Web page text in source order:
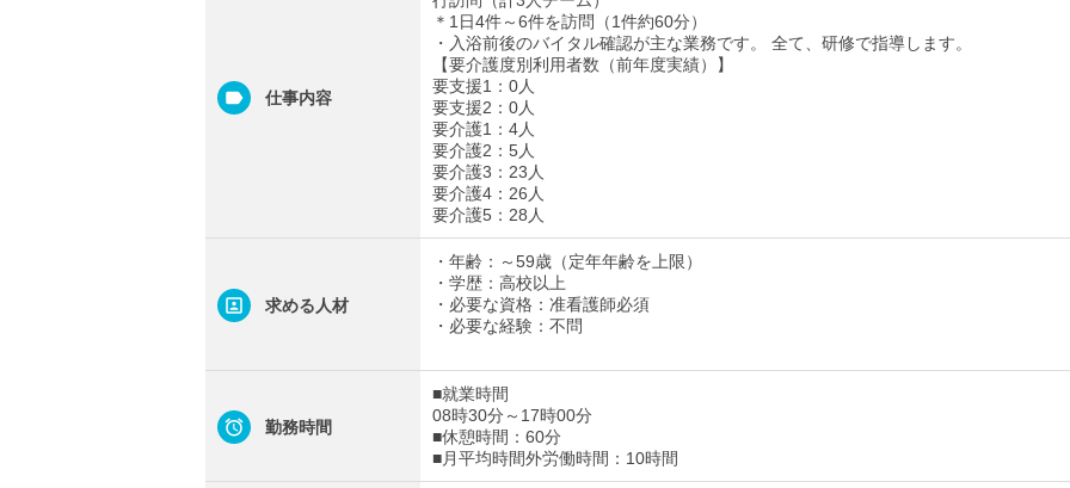
仕事内容
＊1日4件～6件を訪問（1件約60分）
・入浴前後のバイタル確認が主な業務です。 全て、研修で指導します。
【要介護度別利用者数（前年度実績）】
要支援1：0人
要支援2：0人
要介護1：4人
要介護2：5人
要介護3：23人
要介護4：26人
要介護5：28人
求める人材
・年齢：～59歳（定年年齢を上限）
・学歴：高校以上
・必要な資格：准看護師必須
・必要な経験：不問
勤務時間
■就業時間
08時30分～17時00分
■休憩時間：60分
■月平均時間外労働時間：10時間